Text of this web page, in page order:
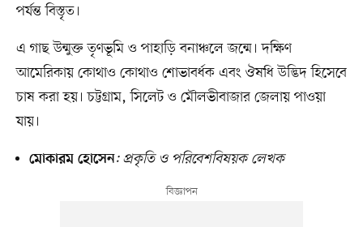
পর্যন্ত বিস্তৃত।
এ গাছ উন্মুক্ত তৃণভূমি ও পাহাড়ি বনাঞ্চলে জন্মে। দক্ষিণ
আমেরিকায় কোথাও কোথাও শোভাবর্ধক এবং ঔষধি উদ্ভিদ হিসেবে
চাষ করা হয়। চট্টগ্রাম, সিলেট ও মৌলভীবাজার জেলায় পাওয়া
যায়।
মোকারম হোসেন: প্রকৃতি ও পরিবেশবিষয়ক লেখক